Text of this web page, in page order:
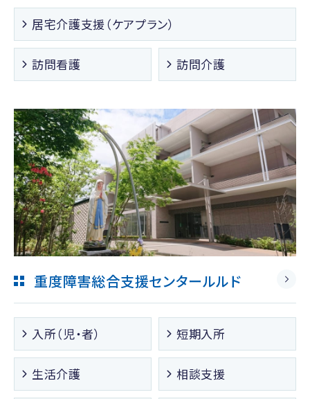
居宅介護支援（ケアプラン）
訪問看護 訪問介護
重度障害総合支援センタールルド
入所（児・者） 短期入所
生活介護 相談支援